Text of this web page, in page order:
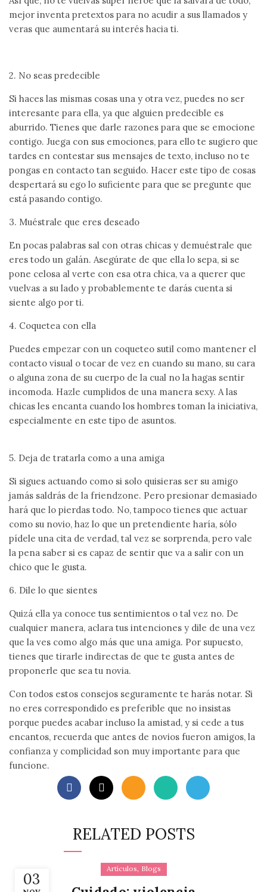
mejor inventa pretextos para no acudir a sus llamados y
veras que aumentará su interés hacia ti.
2. No seas predecible
Si haces las mismas cosas una y otra vez, puedes no ser
interesante para ella, ya que alguien predecible es
aburrido. Tienes que darle razones para que se emocione
contigo. Juega con sus emociones, para ello te sugiero que
tardes en contestar sus mensajes de texto, incluso no te
pongas en contacto tan seguido. Hacer este tipo de cosas
despertará su ego lo suficiente para que se pregunte que
está pasando contigo.
3. Muéstrale que eres deseado
En pocas palabras sal con otras chicas y demuéstrale que
eres todo un galán. Asegúrate de que ella lo sepa, si se
pone celosa al verte con esa otra chica, va a querer que
vuelvas a su lado y probablemente te darás cuenta si
siente algo por ti.
4. Coquetea con ella
Puedes empezar con un coqueteo sutil como mantener el
contacto visual o tocar de vez en cuando su mano, su cara
o alguna zona de su cuerpo de la cual no la hagas sentir
incomoda. Hazle cumplidos de una manera sexy. A las
chicas les encanta cuando los hombres toman la iniciativa,
especialmente en este tipo de asuntos.
5. Deja de tratarla como a una amiga
Si sigues actuando como si solo quisieras ser su amigo
jamás saldrás de la friendzone. Pero presionar demasiado
hará que lo pierdas todo. No, tampoco tienes que actuar
como su novio, haz lo que un pretendiente haría, sólo
pídele una cita de verdad, tal vez se sorprenda, pero vale
la pena saber si es capaz de sentir que va a salir con un
chico que le gusta.
6. Dile lo que sientes
Quizá ella ya conoce tus sentimientos o tal vez no. De
cualquier manera, aclara tus intenciones y dile de una vez
que la ves como algo más que una amiga. Por supuesto,
tienes que tirarle indirectas de que te gusta antes de
proponerle que sea tu novia.
Con todos estos consejos seguramente te harás notar. Si
no eres correspondido es preferible que no insistas
porque puedes acabar incluso la amistad, y si cede a tus
encantos, recuerda que antes de novios fueron amigos, la
confianza y complicidad son muy importante para que
funcione.
RELATED POSTS
03
Artículos, Blogs